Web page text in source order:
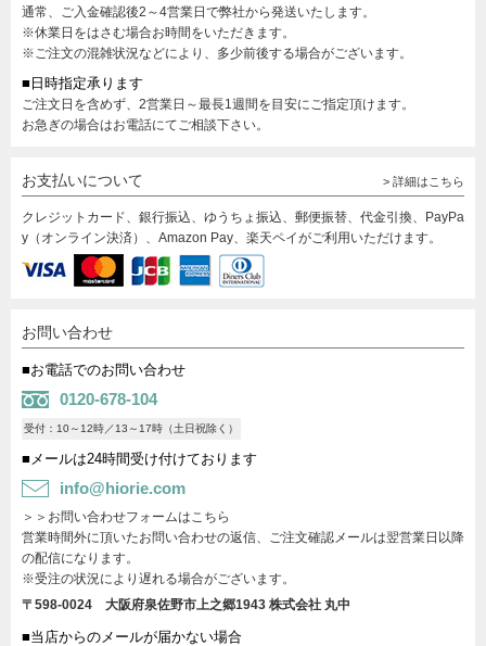
通常、ご入金確認後2～4営業日で弊社から発送いたします。
※休業日をはさむ場合お時間をいただきます。
※ご注文の混雑状況などにより、多少前後する場合がございます。
■日時指定承ります
ご注文日を含めず、2営業日～最長1週間を目安にご指定頂けます。
お急ぎの場合はお電話にてご相談下さい。
お支払いについて > 詳細はこちら
クレジットカード、銀行振込、ゆうちょ振込、郵便振替、代金引換、PayPa
y（オンライン決済）、Amazon Pay、楽天ペイがご利用いただけます。
お問い合わせ
■お電話でのお問い合わせ
0120-678-104
受付：10～12時／13～17時（土日祝除く）
■メールは24時間受け付けております
info@hiorie.com
＞＞お問い合わせフォームはこちら
営業時間外に頂いたお問い合わせの返信、ご注文確認メールは翌営業日以降
の配信になります。
※受注の状況により遅れる場合がございます。
〒598-0024 大阪府泉佐野市上之郷1943 株式会社 丸中
■当店からのメールが届かない場合